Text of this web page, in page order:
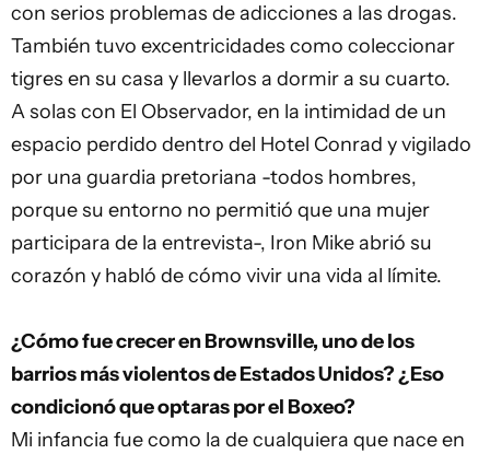
con serios problemas de adicciones a las drogas.
También tuvo excentricidades como coleccionar
tigres en su casa y llevarlos a dormir a su cuarto.
A solas con El Observador, en la intimidad de un
espacio perdido dentro del Hotel Conrad y vigilado
por una guardia pretoriana -todos hombres,
porque su entorno no permitió que una mujer
participara de la entrevista-, Iron Mike abrió su
corazón y habló de cómo vivir una vida al límite.
¿Cómo fue crecer en Brownsville, uno de los
barrios más violentos deEstados Unidos? ¿Eso
condicionó que optaras por el Boxeo?
Mi infancia fue como la de cualquiera que nace en